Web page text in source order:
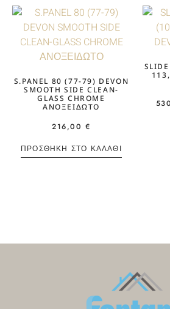
S.PANEL 80 (77-79) DEVON
SMOOTH SIDE CLEAN-
GLASS CHROME
ΑΝΟΞΕΙΔΩΤΟ
216,00€
ΠΡΟΣΘΉΚΗ ΣΤΟ ΚΑΛΆΘΙ